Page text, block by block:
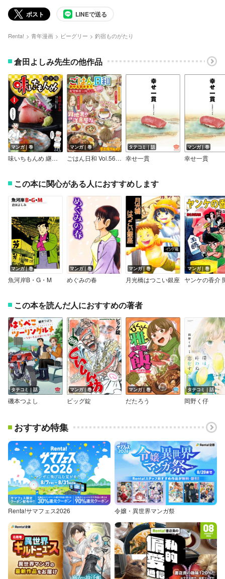
ポスト LINEで送る
Renta! 青年漫画 ビーグリー 釣宿ものがたり
倉田よしみ先生の他作品
マンガ｜巻
味いちもんめ 継ぎ味
マンガ｜巻
ごはん日和 Vol.56 路地裏の洋食屋さん
タテコミ｜話
幸せ一貫
マンガ｜巻
幸せ一貫
この本に関心がある人におすすめします
マンガ｜巻
魚河岸B・G・M
マンガ｜巻
めぐみの春
マンガ｜巻
月光橋はつこい銀座
マンガ｜巻
この本を読んだ人におすすめの著者
タテコミ｜話
磯本つよし
マンガ｜巻
ビッグ錠
マンガ｜巻
だたろう
タテコミ｜話
岡野く仔
おすすめ特集
Renta!サマフェス2026 令嬢・異世界マンガ祭